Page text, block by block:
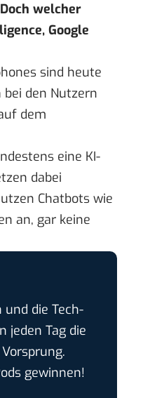
welcher
Google
sind heute
den Nutzern
dem
eine KI-
dabei
Chatbots wie
an, gar keine
die Tech-
jeden Tag die
gewinnen!